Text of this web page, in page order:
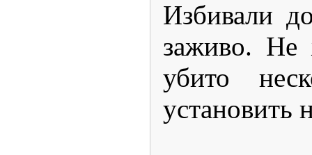
Избивали
заживо. Не
убито
установить